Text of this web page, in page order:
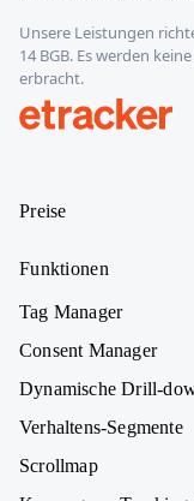
E-
Mail-
Adresse
Unsere Leistungen
14 BGB. Es werden
erbracht.
Preise
Funktionen
Tag Manager
Consent Manager
Dynamische Drill-
Verhaltens-Segmente
Scrollmap